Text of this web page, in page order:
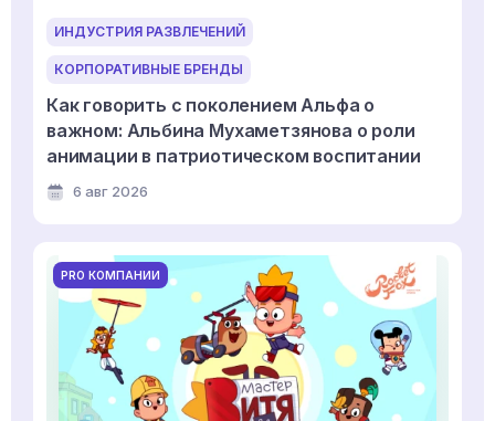
ИНДУСТРИЯ РАЗВЛЕЧЕНИЙ
КОРПОРАТИВНЫЕ БРЕНДЫ
Как говорить с поколением Альфа о
важном: Альбина Мухаметзянова о роли
анимации в патриотическом воспитании
6 авг 2026
PRO КОМПАНИИ